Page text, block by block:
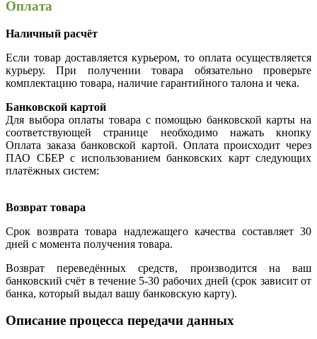
Оплата
Наличный расчёт
Если товар доставляется курьером, то оплата осуществляется
курьеру. При получении товара обязательно проверьте
комплектацию товара, наличие гарантийного талона и чека.
Банковской картой
Для выбора оплаты товара с помощью банковской карты на
соответствующей странице необходимо нажать кнопку
Оплата заказа банковской картой. Оплата происходит через
ПАО СБЕР с использованием банковских карт следующих
платёжных систем:
Возврат товара
Срок возврата товара надлежащего качества составляет 30
дней с момента получения товара.
Возврат переведённых средств, производится на ваш
банковский счёт в течение 5-30 рабочих дней (срок зависит от
банка, который выдал вашу банковскую карту).
Описание процесса передачи данных